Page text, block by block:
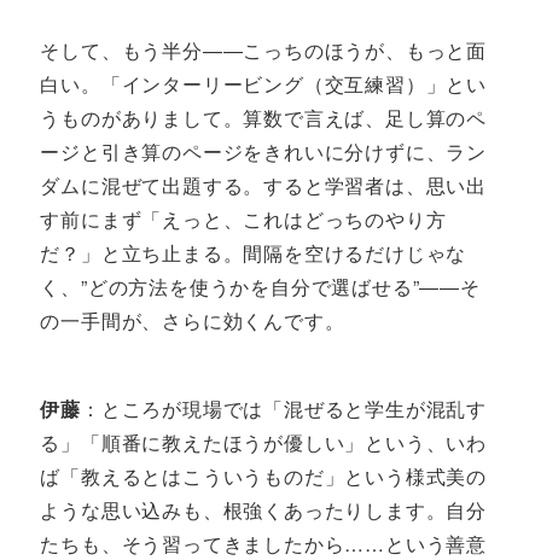
そして、もう半分――こっちのほうが、もっと面
白い。「インターリービング（交互練習）」とい
うものがありまして。算数で言えば、足し算のペ
ージと引き算のページをきれいに分けずに、ラン
ダムに混ぜて出題する。すると学習者は、思い出
す前にまず「えっと、これはどっちのやり方
だ？」と立ち止まる。間隔を空けるだけじゃな
く、”どの方法を使うかを自分で選ばせる”――そ
の一手間が、さらに効くんです。
伊藤 ：ところが現場では「混ぜると学生が混乱す
る」「順番に教えたほうが優しい」という、いわ
ば「教えるとはこういうものだ」という様式美の
ような思い込みも、根強くあったりします。自分
たちも、そう習ってきましたから……という善意